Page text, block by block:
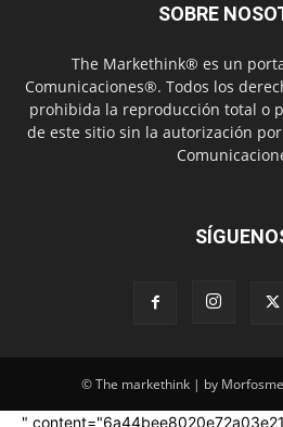
SOBRE
The Markethink® es un
Comunicaciones®. Todos los
prohibida la reproducción total o
de este sitio sin la autorización
© The markethink | by
"